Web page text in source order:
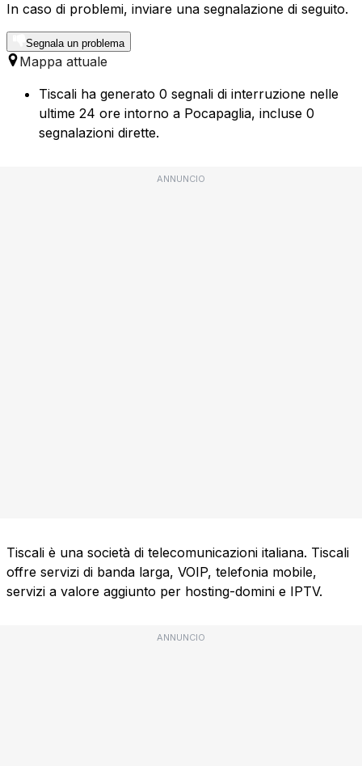
In caso di problemi, inviare una segnalazione di seguito.
Segnala un problema
Mappa attuale
Tiscali ha generato 0 segnali di interruzione nelle
ultime 24 ore intorno a Pocapaglia, incluse 0
segnalazioni dirette.
ANNUNCIO
Tiscali è una società di telecomunicazioni italiana. Tiscali
offre servizi di banda larga, VOIP, telefonia mobile,
servizi a valore aggiunto per hosting-domini e IPTV.
ANNUNCIO